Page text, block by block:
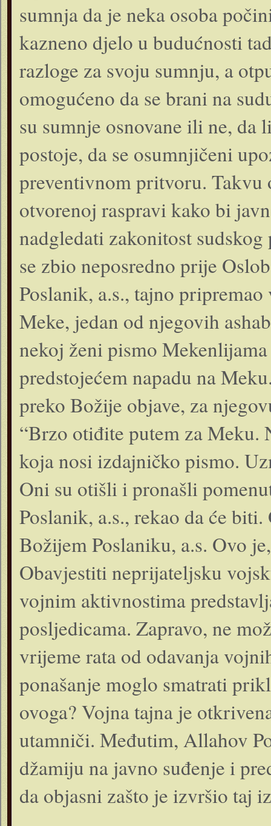
sumnja da je neka osoba
kazneno djelo u budućnosti
razloge za svoju sumnju, a
omogućeno da se brani na
su sumnje osnovane ili ne,
postoje, da se osumnjičeni
preventivnom pritvoru. Takvu
otvorenoj raspravi kako bi
nadgledati zakonitost
se zbio neposredno prije
Poslanik, a.s., tajno
Meke, jedan od njegovih
nekoj ženi pismo
predstojećem napadu na
preko Božije objave, za
“Brzo otiđite putem za Meku.
koja nosi izdajničko pismo.
Oni su otišli i pronašli
Poslanik, a.s., rekao da će
Božijem Poslaniku, a.s. Ovo
Obavjestiti neprijateljsku
vojnim aktivnostima
posljedicama. Zapravo, ne
vrijeme rata od odavanja
ponašanje moglo smatrati
ovoga? Vojna tajna je
utamniči. Međutim, Allahov
džamiju na javno suđenje i
da objasni zašto je izvršio taj